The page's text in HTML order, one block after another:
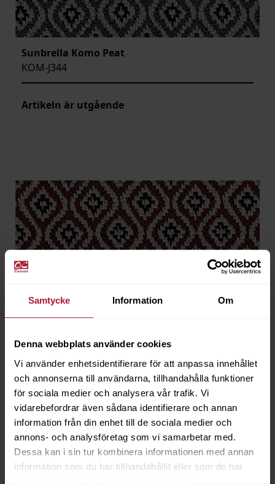
Samtycke Information Om
Denna webbplats använder cookies
Vi använder enhetsidentifierare för att anpassa innehållet
och annonserna till användarna, tillhandahålla funktioner
för sociala medier och analysera vår trafik. Vi
vidarebefordrar även sådana identifierare och annan
information från din enhet till de sociala medier och
annons- och analysföretag som vi samarbetar med.
Dessa kan i sin tur kombinera informationen med annan
information som du har tillhandahållit eller som de har
Sunbrella Komo Peat
KOM-J344
Artikeln är utgående
Sunbrella Komo Tawny
KOM-J345